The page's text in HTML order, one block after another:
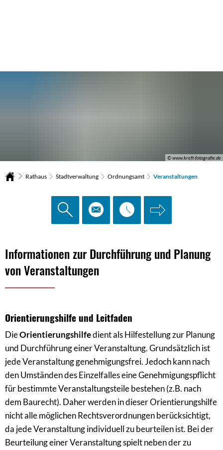
© www.kreft-fotografie.de
Rathaus Stadtverwaltung Ordnungsamt Veranstaltungen
Veranstaltungen
Informationen zur Durchführung und Planung
von Veranstaltungen
Orientierungshilfe und Leitfaden
DieOrientierungshilfedient als Hilfestellung zur Planung
und Durchführung einer Veranstaltung. Grundsätzlich ist
jede Veranstaltung genehmigungsfrei. Jedoch kann nach
den Umständen des Einzelfalles eine Genehmigungspflicht
für bestimmte Veranstaltungsteile bestehen (z.B. nach
dem Baurecht). Daher werden in dieser Orientierungshilfe
nicht alle möglichen Rechtsverordnungen berücksichtigt,
da jede Veranstaltung individuell zu beurteilen ist. Bei der
Beurteilung einer Veranstaltung spielt neben der zu